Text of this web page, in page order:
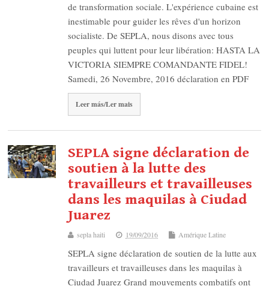
de transformation sociale. L'expérience cubaine est
inestimable pour guider les rêves d'un horizon
socialiste. De SEPLA, nous disons avec tous
peuples qui luttent pour leur libération: HASTA LA
VICTORIA SIEMPRE COMANDANTE FIDEL!
Samedi, 26 Novembre, 2016 déclaration en PDF
Leer más/Ler mais
SEPLA signe déclaration de
soutien à la lutte des
travailleurs et travailleuses
dans les maquilas à Ciudad
Juarez
sepla haiti 19/09/2016 Amérique Latine
SEPLA signe déclaration de soutien de la lutte aux
travailleurs et travailleuses dans les maquilas à
Ciudad Juarez Grand mouvements combatifs ont